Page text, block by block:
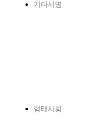
기타서명
형태사항